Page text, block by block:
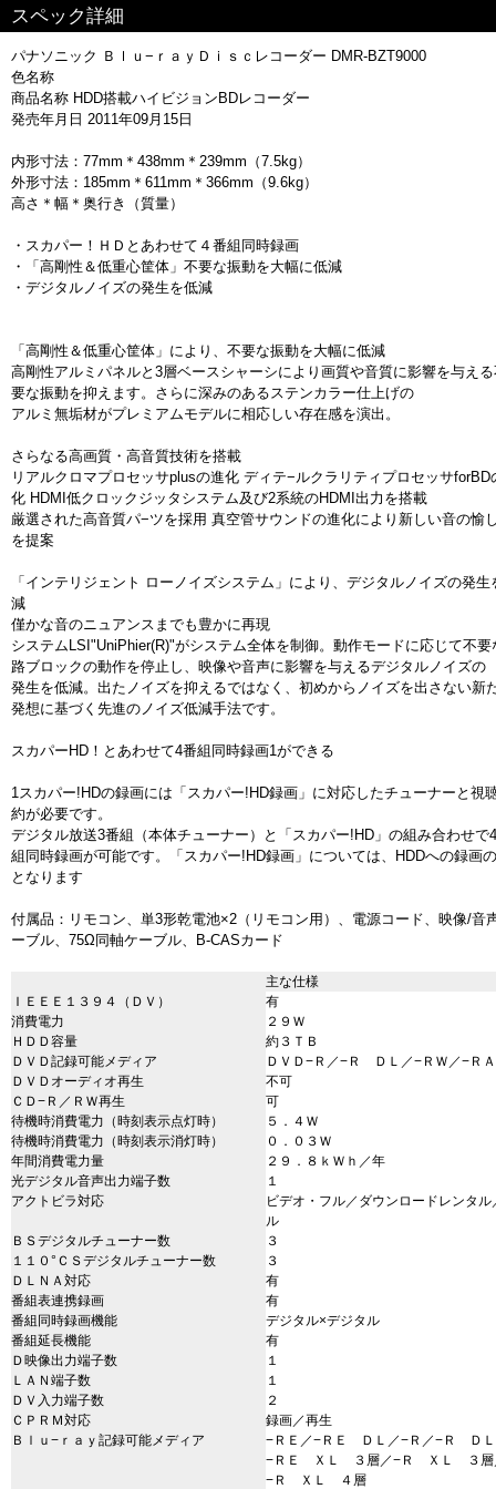
スペック詳細
パナソニック Ｂｌｕ−ｒａｙＤｉｓｃレコーダー DMR-BZT9000
色名称
商品名称 HDD搭載ハイビジョンBDレコーダー
発売年月日 2011年09月15日
内形寸法：77mm＊438mm＊239mm（7.5kg）
外形寸法：185mm＊611mm＊366mm（9.6kg）
高さ＊幅＊奥行き（質量）
・スカパー！ＨＤとあわせて４番組同時録画
・「高剛性＆低重心筐体」不要な振動を大幅に低減
・デジタルノイズの発生を低減
「高剛性＆低重心筐体」により、不要な振動を大幅に低減
高剛性アルミパネルと3層ベースシャーシにより画質や音質に影響を与え
要な振動を抑えます。さらに深みのあるステンカラー仕上げの
アルミ無垢材がプレミアムモデルに相応しい存在感を演出。
さらなる高画質・高音質技術を搭載
リアルクロマプロセッサplusの進化 ディテ−ルクラリティプロセッサforBD
化 HDMI低クロックジッタシステム及び2系統のHDMI出力を搭載
厳選された高音質パ−ツを採用 真空管サウンドの進化により新しい音の愉
を提案
「インテリジェント ローノイズシステム」により、デジタルノイズの発生
減
僅かな音のニュアンスまでも豊かに再現
システムLSI"UniPhier(R)"がシステム全体を制御。動作モードに応じて不要
路ブロックの動作を停止し、映像や音声に影響を与えるデジタルノイズの
発生を低減。出たノイズを抑えるではなく、初めからノイズを出さない新
発想に基づく先進のノイズ低減手法です。
スカパーHD！とあわせて4番組同時録画1ができる
1スカパー!HDの録画には「スカパー!HD録画」に対応したチューナーと視
約が必要です。
デジタル放送3番組（本体チューナー）と「スカパー!HD」の組み合わせで
組同時録画が可能です。「スカパー!HD録画」については、HDDへの録画
となります
付属品：リモコン、単3形乾電池×2（リモコン用）、電源コード、映像/音
ーブル、75Ω同軸ケーブル、B-CASカード
主な仕様
ＩＥＥＥ１３９４（ＤＶ）
有
消費電力
２９Ｗ
ＨＤＤ容量
約３ＴＢ
ＤＶＤ記録可能メディア
ＤＶＤ−Ｒ／−Ｒ ＤＬ／−ＲＷ／−Ｒ
ＤＶＤオーディオ再生
不可
ＣＤ−Ｒ／ＲＷ再生
可
待機時消費電力（時刻表示点灯時）
５．４Ｗ
待機時消費電力（時刻表示消灯時）
０．０３Ｗ
年間消費電力量
２９．８ｋＷｈ／年
光デジタル音声出力端子数
１
アクトビラ対応
ビデオ・フル／ダウンロードレンタル
ル
ＢＳデジタルチューナー数
３
１１０°ＣＳデジタルチューナー数
３
ＤＬＮＡ対応
有
番組表連携録画
有
番組同時録画機能
デジタル×デジタル
番組延長機能
有
Ｄ映像出力端子数
１
ＬＡＮ端子数
１
ＤＶ入力端子数
２
ＣＰＲＭ対応
録画／再生
Ｂｌｕ−ｒａｙ記録可能メディア
−ＲＥ／−ＲＥ ＤＬ／−Ｒ／−Ｒ Ｄ
−ＲＥ ＸＬ ３層／−Ｒ ＸＬ ３層
−Ｒ ＸＬ ４層